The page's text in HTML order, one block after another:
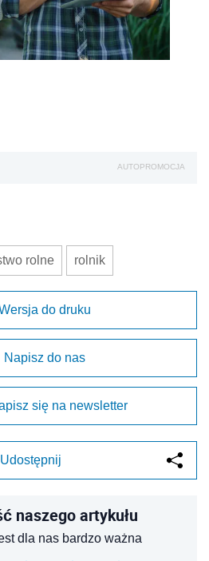
AUTOPROMOCJA
rolne rolnik
do druku
Napisz do nas
się na newsletter
Udostępnij
naszego artykułu
dla nas bardzo ważna